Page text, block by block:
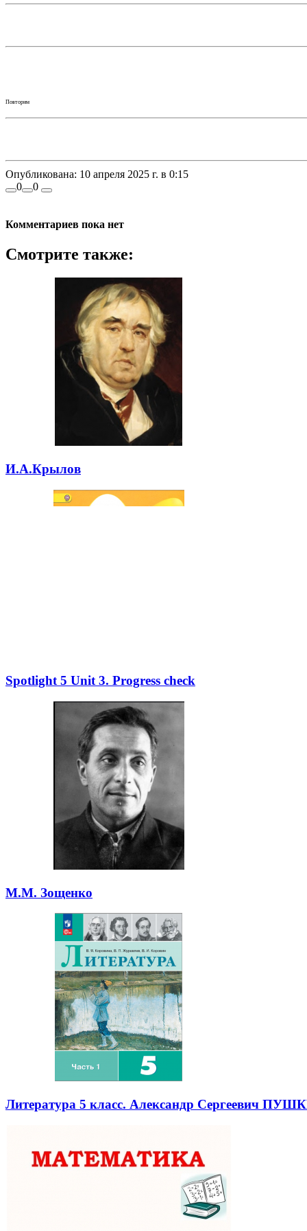
Повторим
Опубликована: 10 апреля 2025 г. в 0:15
0
0
Комментариев пока нет
Смотрите также:
И.А.Крылов
Spotlight 5 Unit 3. Progress check
М.М. Зощенко
Литература 5 класс. Александр Сергеевич